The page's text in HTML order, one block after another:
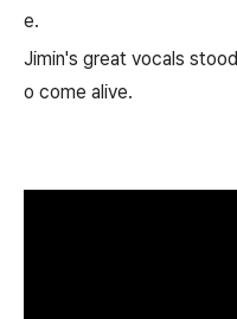
e.
Jimin's great vocals
o come alive.